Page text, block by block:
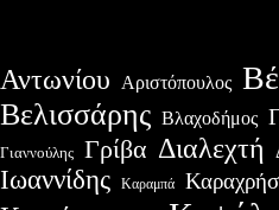
Αντωνίου Αριστόπουλος
Βελισσάρης Βλαχοδήμος
Γιαννούλης Γρίβα Διαλεχτή
Ιωαννίδης Καραμπά